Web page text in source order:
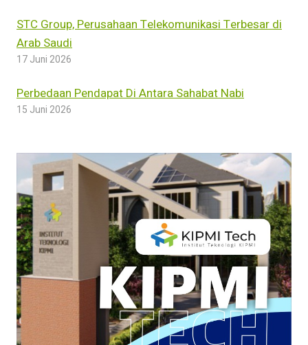
STC Group, Perusahaan Telekomunikasi Terbesar di
Arab Saudi
17 Juni 2026
Perbedaan Pendapat Di Antara Sahabat Nabi
15 Juni 2026